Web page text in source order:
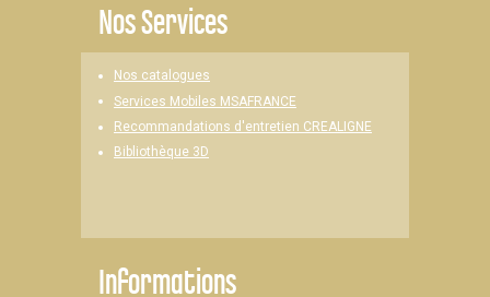
Nos Services
Nos catalogues
Services Mobiles MSAFRANCE
Recommandations d'entretien CREALIGNE
Bibliothèque 3D
Informations